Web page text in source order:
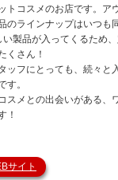
トコスメのお店です。ア
のラインナップはいつも
い製品が入ってくるため
くさん！
ッフにとっても、続々と
す。
スメとの出会いがある、
！
サイト